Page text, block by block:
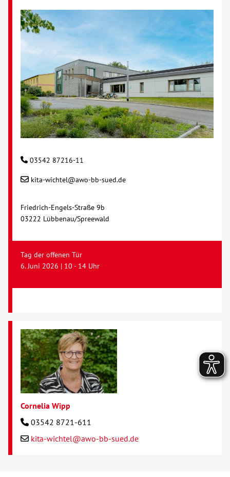
03542 87216-11
kita-wichtel@awo-bb-sued.de
Friedrich-Engels-Straße 9b
03222 Lübbenau/Spreewald
Tag der offenen Tür
6. Juni 2026 | 10 - 14 Uhr
Cornelia Wipp
03542 8721-611
kita-wichtel@awo-bb-sued.de